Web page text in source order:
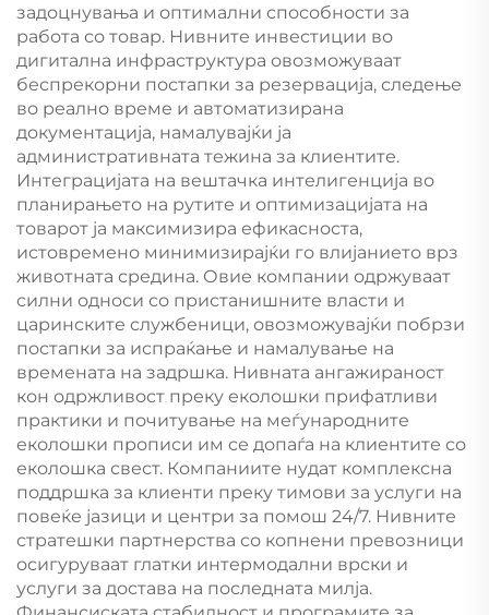
задоцнувања и оптимални способности за
работа со товар. Нивните инвестиции во
дигитална инфраструктура овозможуваат
беспрекорни постапки за резервација, следење
во реално време и автоматизирана
документација, намалувајќи ја
административната тежина за клиентите.
Интеграцијата на вештачка интелигенција во
планирањето на рутите и оптимизацијата на
товарот ја максимизира ефикасноста,
истовремено минимизирајќи го влијанието врз
животната средина. Овие компании одржуваат
силни односи со пристанишните власти и
царинските службеници, овозможувајќи побрзи
постапки за испраќање и намалување на
времената на задршка. Нивната ангажираност
кон одржливост преку еколошки прифатливи
практики и почитување на меѓународните
еколошки прописи им се допаѓа на клиентите со
еколошка свест. Компаниите нудат комплексна
поддршка за клиенти преку тимови за услуги на
повеќе јазици и центри за помош 24/7. Нивните
стратешки партнерства со копнени превозници
осигуруваат глатки интермодални врски и
услуги за достава на последната милја.